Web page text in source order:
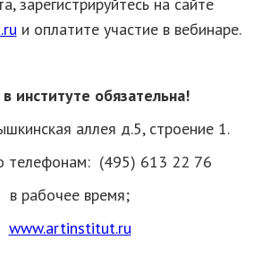
зарегистрируйтесь на сайте
и оплатите участие в вебинаре.
институте обязательна!
аллея д.5, строение 1.
телефонам: (495) 613 22 76
в рабочее время;
www.artinstitut.ru